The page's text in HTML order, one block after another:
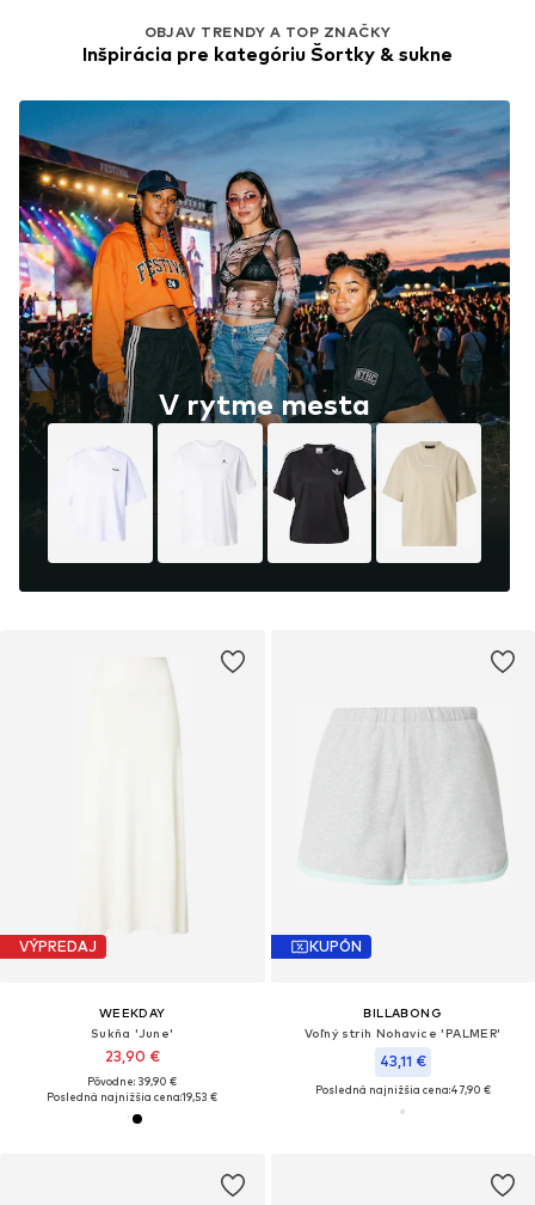
OBJAV TRENDY A TOP ZNAČKY
Inšpirácia pre kategóriu Šortky & sukne
V rytme mesta
VÝPREDAJ
WEEKDAY
Sukňa 'June'
23,90 €
Pôvodne: 39,90 €
Posledná najnižšia cena:19,53 €
KUPÓN
BILLABONG
Voľný strih Nohavice 'PALMER'
43,11 €
Posledná najnižšia cena:47,90 €